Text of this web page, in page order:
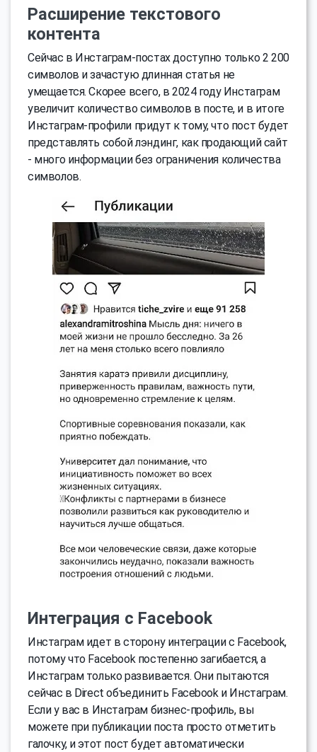
Расширение текстового
контента
Сейчас в Инстаграм-постах доступно только 2 200
символов и зачастую длинная статья не
умещается. Скорее всего, в 2024 году Инстаграм
увеличит количество символов в посте, и в итоге
Инстаграм-профили придут к тому, что пост будет
представлять собой лэндинг, как продающий сайт
- много информации без ограничения количества
символов.
Интеграция с Facebook
Инстаграм идет в сторону интеграции с Facebook,
потому что Facebook постепенно загибается, а
Инстаграм только развивается. Они пытаются
сейчас в Direct объединить Facebook и Инстаграм.
Если у вас в Инстаграм бизнес-профиль, вы
можете при публикации поста просто отметить
галочку, и этот пост будет автоматически